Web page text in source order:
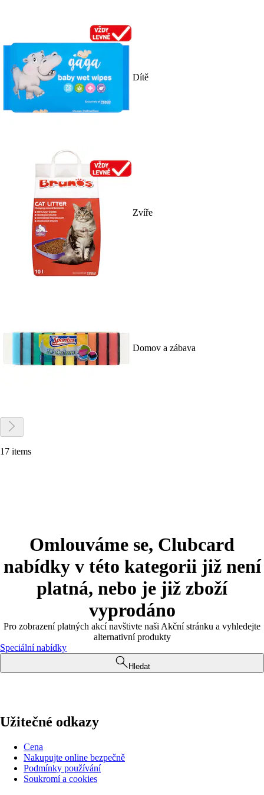
Dítě
Zvíře
Domov a zábava
17 items
Omlouváme se, Clubcard
nabídky v této kategorii již není
platná, nebo je již zboží
vyprodáno
Pro zobrazení platných akcí navštivte naši Akční stránku a vyhledejte
alternativní produkty
Speciální nabídky
Hledat
Užitečné odkazy
Cena
Nakupujte online bezpečně
Podmínky používání
Soukromí a cookies